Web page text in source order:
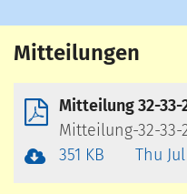
Mitteilungen
Mitteilung 32-33-
Mitteilung-32-33-
351 KB
Thu